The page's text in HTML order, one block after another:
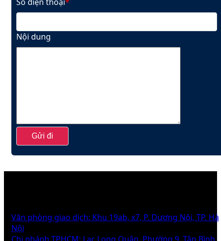
Nội dung
Văn phòng giao dịch: Khu 19ab, x7, P. Dương Nội, TP. Hà
Nội